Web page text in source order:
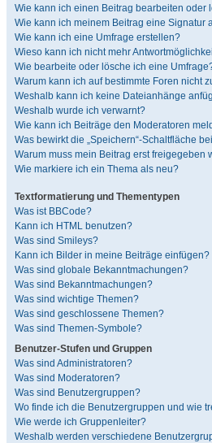
Wie kann ich einen Beitrag bearbeiten oder
Wie kann ich meinem Beitrag eine Signatur
Wie kann ich eine Umfrage erstellen?
Wieso kann ich nicht mehr
Wie bearbeite oder lösche ich eine
Warum kann ich auf bestimmte Foren nicht
Weshalb kann ich keine Dateianhänge
Weshalb wurde ich verwarnt?
Wie kann ich Beiträge den Moderatoren
Was bewirkt die „Speichern“-Schaltfläche
Warum muss mein Beitrag erst freigegeben
Wie markiere ich ein Thema als neu?
Textformatierung und Thementypen
Was ist BBCode?
Kann ich HTML benutzen?
Was sind Smileys?
Kann ich Bilder in meine Beiträge einfügen?
Was sind globale Bekanntmachungen?
Was sind Bekanntmachungen?
Was sind wichtige Themen?
Was sind geschlossene Themen?
Was sind Themen-Symbole?
Benutzer-Stufen und Gruppen
Was sind Administratoren?
Was sind Moderatoren?
Was sind Benutzergruppen?
Wo finde ich die Benutzergruppen und wie
Wie werde ich Gruppenleiter?
Weshalb werden verschiedene